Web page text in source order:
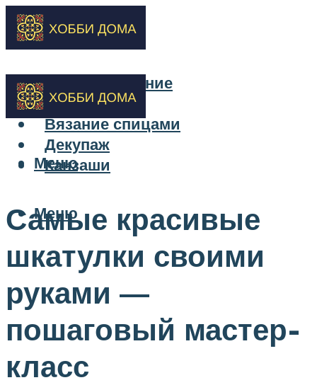
Бисероплетение
Вышивка
Вязание спицами
Декупаж
Канзаши
Меню
Меню
Самые красивые
шкатулки своими
руками —
пошаговый мастер-
класс